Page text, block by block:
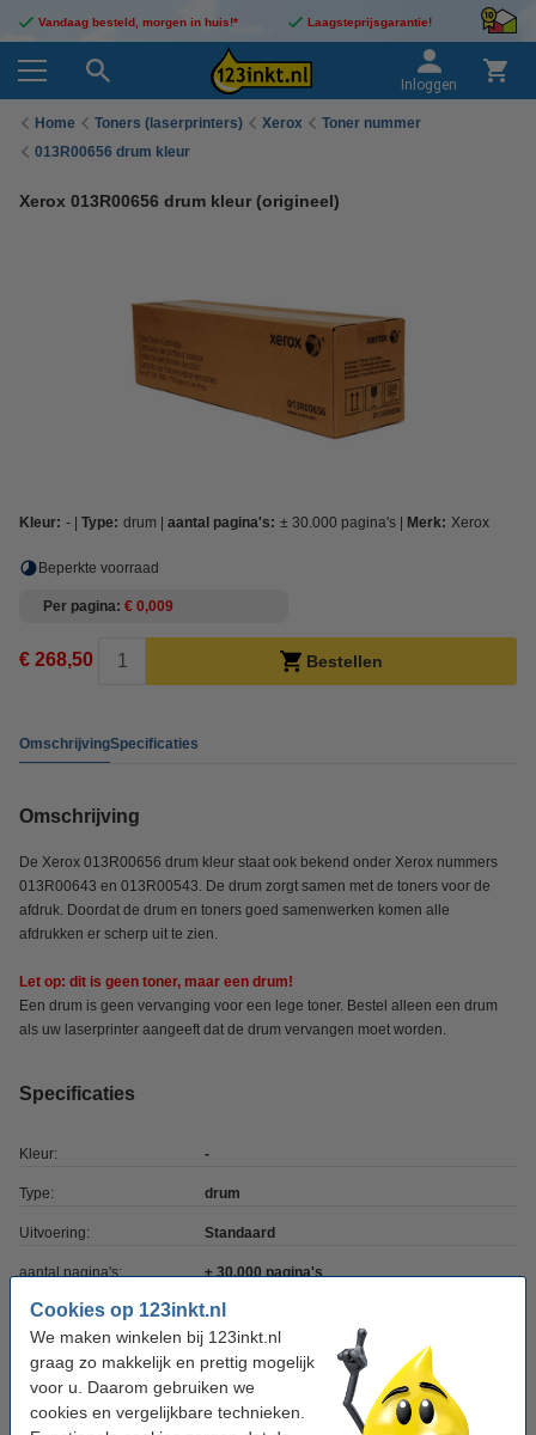
Cookies op 123inkt.nl
We maken winkelen bij 123inkt.nl
graag zo makkelijk en prettig mogelijk
voor u. Daarom gebruiken we
cookies en vergelijkbare technieken.
Vandaag besteld, morgen in huis!* Laagsteprijsgarantie!
Inloggen
Home Toners (laserprinters) Xerox
Toner nummer
013R00656 drum kleur
Xerox 013R00656 drum kleur (origineel)
Kleur: - Type: drum aantal pagina's: ± 30.000 pagina's Merk: Xerox
Beperkte voorraad
Per pagina € 0,009
€ 268,50 Bestellen
OmschrijvingSpecificaties
Omschrijving
De Xerox 013R00656 drum kleur staat ook bekend onder Xerox nummers
013R00643 en 013R00543. De drum zorgt samen met de toners voor de
afdruk. Doordat de drum en toners goed samenwerken komen alle
afdrukken er scherp uit te zien.
Let op: dit is geen toner, maar een drum!
Een drum is geen vervanging voor een lege toner. Bestel alleen een drum
als uw laserprinter aangeeft dat de drum vervangen moet worden.
Specificaties
Kleur: -
Type: drum
Uitvoering: Standaard
aantal pagina's: ± 30.000 pagina's
Merk: Xerox
Ons artikelnr: 047734